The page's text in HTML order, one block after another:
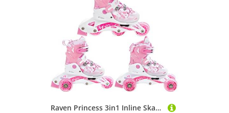
Raven Princess 3in1 Inline Skates Triskates Rollschuhe Inliner für Kinder Mädchen verstellbar (Pink, 26-29 (16cm-18cm))